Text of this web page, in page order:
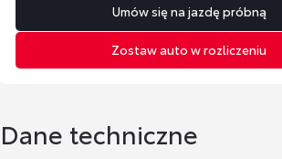
Umów się na jazdę próbną
Zostaw auto w rozliczeniu
Dane techniczne